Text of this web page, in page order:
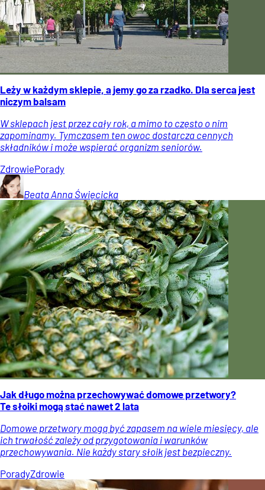
Leży w każdym sklepie, a jemy go za rzadko. Dla serca jest
niczym balsam
W sklepach jest przez cały rok, a mimo to często o nim
zapominamy. Tymczasem ten owoc dostarcza cennych
składników i może wspierać organizm seniorów.
ZdrowiePorady
Beata Anna Święcicka
Jak długo można przechowywać domowe przetwory?
Te słoiki mogą stać nawet 2 lata
Domowe przetwory mogą być zapasem na wiele miesięcy, ale
ich trwałość zależy od przygotowania i warunków
przechowywania. Nie każdy stary słoik jest bezpieczny.
PoradyZdrowie